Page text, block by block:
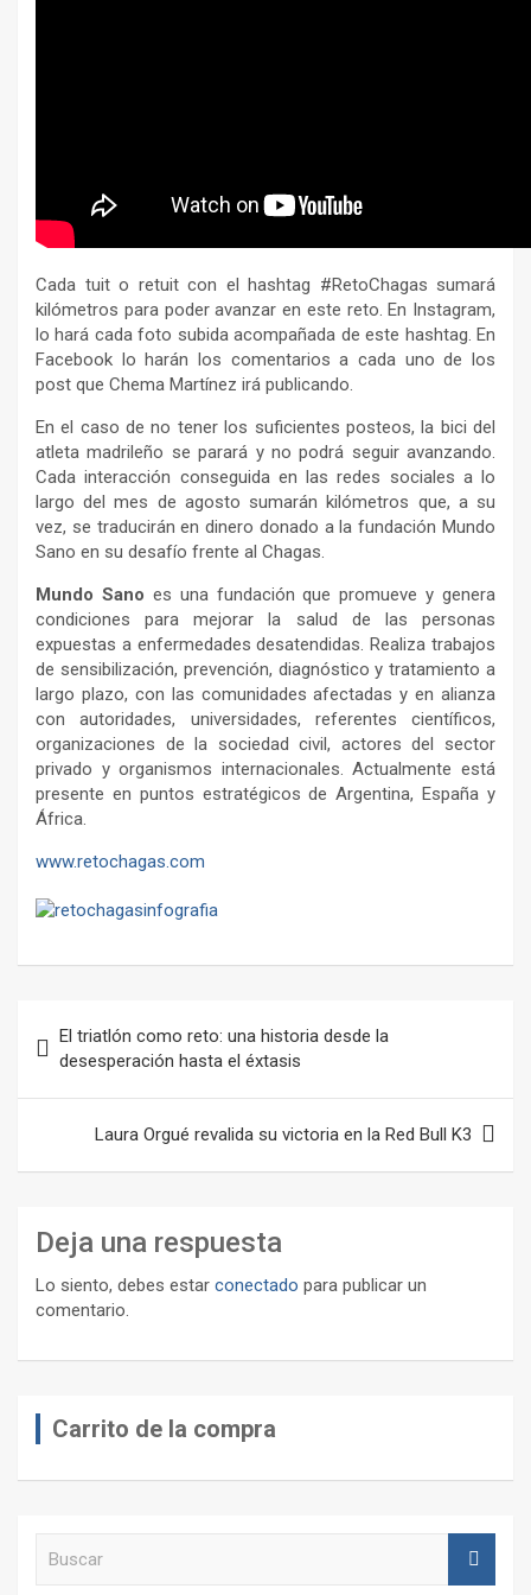
Cada tuit o retuit con el hashtag #RetoChagas sumará
kilómetros para poder avanzar en este reto. En Instagram,
lo hará cada foto subida acompañada de este hashtag. En
Facebook lo harán los comentarios a cada uno de los
post que Chema Martínez irá publicando.
En el caso de no tener los suficientes posteos, la bici del
atleta madrileño se parará y no podrá seguir avanzando.
Cada interacción conseguida en las redes sociales a lo
largo del mes de agosto sumarán kilómetros que, a su
vez, se traducirán en dinero donado a la fundación Mundo
Sano en su desafío frente al Chagas.
Mundo Sano es una fundación que promueve y genera
condiciones para mejorar la salud de las personas
expuestas a enfermedades desatendidas. Realiza trabajos
de sensibilización, prevención, diagnóstico y tratamiento a
largo plazo, con las comunidades afectadas y en alianza
con autoridades, universidades, referentes científicos,
organizaciones de la sociedad civil, actores del sector
privado y organismos internacionales. Actualmente está
presente en puntos estratégicos de Argentina, España y
África.
www.retochagas.com
de
entradas
El triatlón como reto: una historia desde la
desesperación hasta el éxtasis
Laura Orgué revalida su victoria en la Red Bull K3
Deja una respuesta
Lo siento, debes estar conectado para publicar un
comentario.
Carrito de la compra